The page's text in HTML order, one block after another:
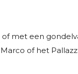
met een
of het